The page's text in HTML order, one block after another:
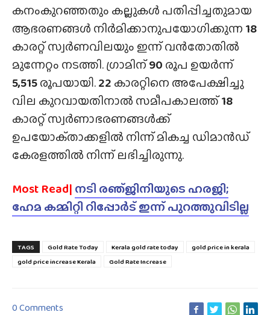
കനംകുറഞ്ഞതും കല്ലുകൾ പതിപ്പിച്ചതുമായ
ആഭരണങ്ങൾ നിർമിക്കാനുപയോഗിക്കുന്ന 18
കാരറ്റ് സ്വർണവിലയും ഇന്ന് വൻതോതിൽ
മുന്നേറ്റം നടത്തി. ഗ്രാമിന്90 രൂപ ഉയർന്ന്
5,515രൂപയായി.22 കാരറ്റിനെ അപേക്ഷിച്ചു
വില കുറവായതിനാൽ സമീപകാലത്ത്18
കാരറ്റ് സ്വർണാഭരണങ്ങൾക്ക്
ഉപയോക്‌താക്കളിൽ നിന്ന് മികച്ച ഡിമാൻഡ്
കേരളത്തിൽ നിന്ന് ലഭിച്ചിരുന്നു.
Most Read| നടി രഞ്‌ജിനിയുടെ ഹരജി;
ഹേമ കമ്മിറ്റി റിപ്പോർട് ഇന്ന് പുറത്തുവിടില്ല
TAGS Gold Rate Today Kerala gold rate today
gold price in kerala
gold price increase Kerala
Gold Rate Increase
0 Comments